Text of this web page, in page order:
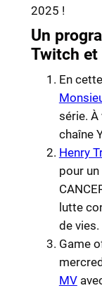
2025 !
Un
Twitch et
En
série.
chaîne
Henry
pour
lutte
de vies.
Game
MV